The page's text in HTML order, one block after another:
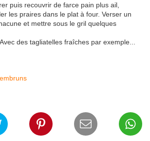
puis recouvrir de farce pain plus ail,
les praires dans le plat à four. Verser un
et mettre sous le gril quelques
des tagliatelles fraîches par exemple...